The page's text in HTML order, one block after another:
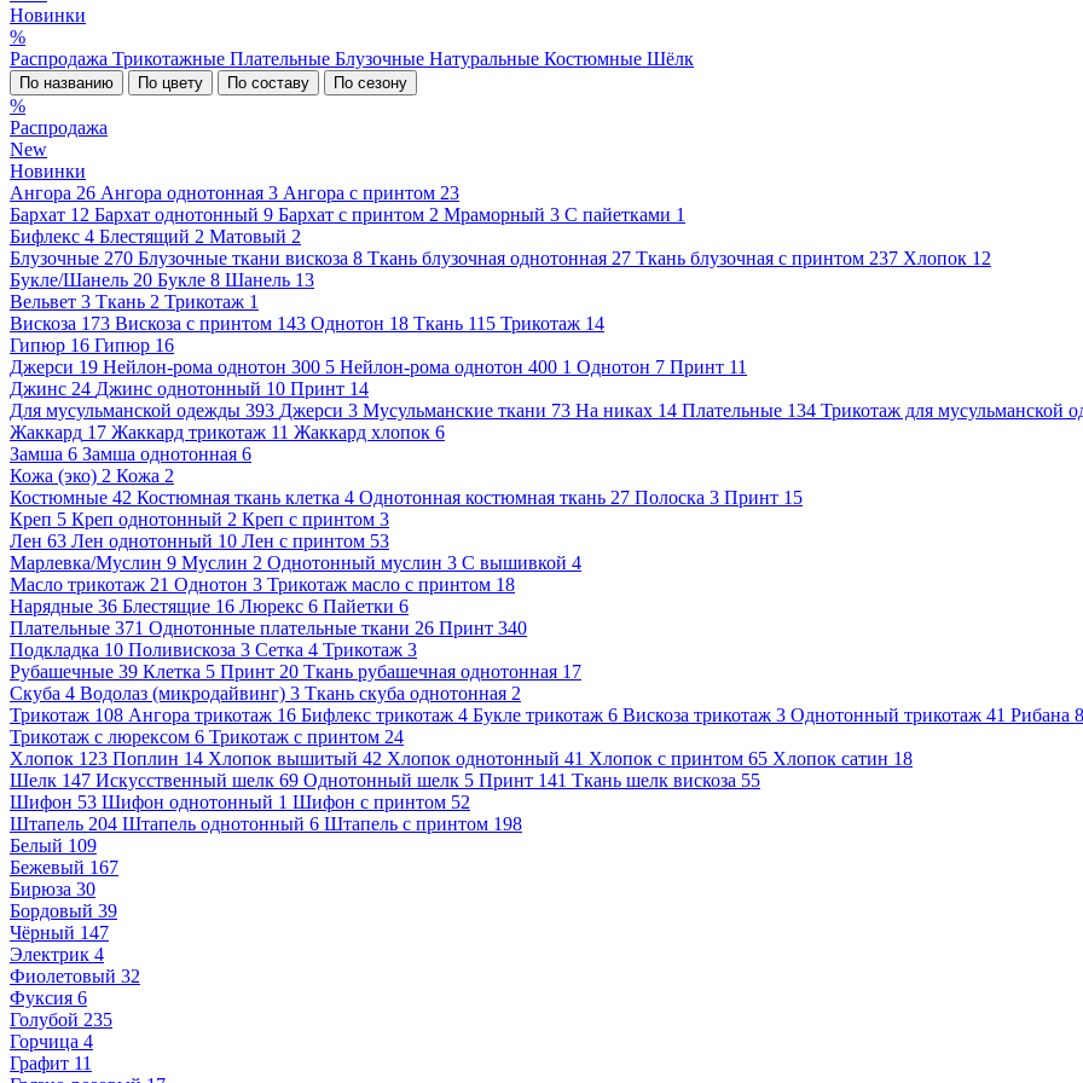
Новинки
%
Распродажа Трикотажные Плательные Блузочные Натуральные Костюмные Шёлк
По названию По цвету По составу По сезону
%
Распродажа
New
Новинки
Ангора 26 Ангора однотонная 3 Ангора с принтом 23
Бархат 12 Бархат однотонный 9 Бархат с принтом 2 Мраморный 3 С пайетками 1
Бифлекс 4 Блестящий 2 Матовый 2
Блузочные 270 Блузочные ткани вискоза 8 Ткань блузочная однотонная 27 Ткань блузочная с принтом 237 Хлопок 12
Букле/Шанель 20 Букле 8 Шанель 13
Вельвет 3 Ткань 2 Трикотаж 1
Вискоза 173 Вискоза с принтом 143 Однотон 18 Ткань 115 Трикотаж 14
Гипюр 16 Гипюр 16
Джерси 19 Нейлон-рома однотон 300 5 Нейлон-рома однотон 400 1 Однотон 7 Принт 11
Джинс 24 Джинс однотонный 10 Принт 14
Для мусульманской одежды 393 Джерси 3 Мусульманские ткани 73 На никах 14 Плательные 134 Трикотаж для мусульманской
Жаккард 17 Жаккард трикотаж 11 Жаккард хлопок 6
Замша 6 Замша однотонная 6
Кожа (эко) 2 Кожа 2
Костюмные 42 Костюмная ткань клетка 4 Однотонная костюмная ткань 27 Полоска 3 Принт 15
Креп 5 Креп однотонный 2 Креп с принтом 3
Лен 63 Лен однотонный 10 Лен с принтом 53
Марлевка/Муслин 9 Муслин 2 Однотонный муслин 3 С вышивкой 4
Масло трикотаж 21 Однотон 3 Трикотаж масло с принтом 18
Нарядные 36 Блестящие 16 Люрекс 6 Пайетки 6
Плательные 371 Однотонные плательные ткани 26 Принт 340
Подкладка 10 Поливискоза 3 Сетка 4 Трикотаж 3
Рубашечные 39 Клетка 5 Принт 20 Ткань рубашечная однотонная 17
Скуба 4 Водолаз (микродайвинг) 3 Ткань скуба однотонная 2
Трикотаж 108 Ангора трикотаж 16 Бифлекс трикотаж 4 Букле трикотаж 6 Вискоза трикотаж 3 Однотонный трикотаж 41 Рибана 8
Трикотаж с люрексом 6 Трикотаж с принтом 24
Хлопок 123 Поплин 14 Хлопок вышитый 42 Хлопок однотонный 41 Хлопок с принтом 65 Хлопок сатин 18
Шелк 147 Искусственный шелк 69 Однотонный шелк 5 Принт 141 Ткань шелк вискоза 55
Шифон 53 Шифон однотонный 1 Шифон с принтом 52
Штапель 204 Штапель однотонный 6 Штапель с принтом 198
Белый 109
Бежевый 167
Бирюза 30
Бордовый 39
Чёрный 147
Электрик 4
Фиолетовый 32
Фуксия 6
Голубой 235
Горчица 4
Графит 11